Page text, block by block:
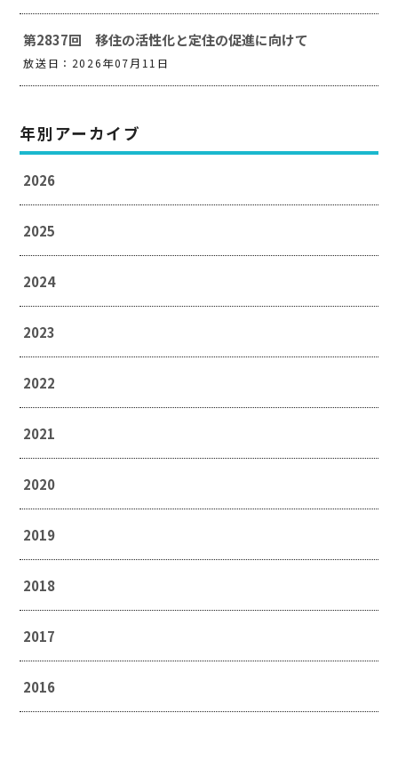
第2837回 移住の活性化と定住の促進に向けて
放送日：2026年07月11日
年別アーカイブ
2026
2025
2024
2023
2022
2021
2020
2019
2018
2017
2016